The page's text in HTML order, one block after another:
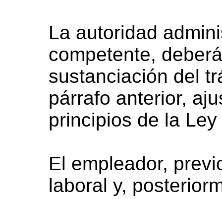
La autoridad
competente,
sustanciación del
párrafo anterior,
principios de la Ley
El empleador,
laboral y,